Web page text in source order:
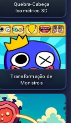
Quebra-Cabeça
Isométrico 3D
Transformação de
Monstros